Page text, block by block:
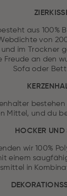
aus
von
im Trockner
an den
Sofa oder
Mittel, und du
HOCKER UND
wir 100%
einem
in